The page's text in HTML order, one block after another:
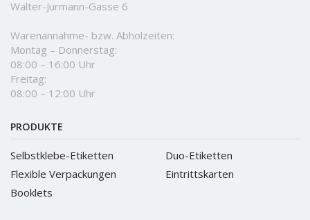
Walter-Jurmann-Gasse 6
Warenannahme- bzw. Abholzeiten:
Montag – Donnerstag:
08:00 – 16:00 Uhr
Freitag:
08:00 – 12:00 Uhr
PRODUKTE
Selbstklebe-Etiketten
Flexible Verpackungen
Booklets
Duo-Etiketten
Eintrittskarten